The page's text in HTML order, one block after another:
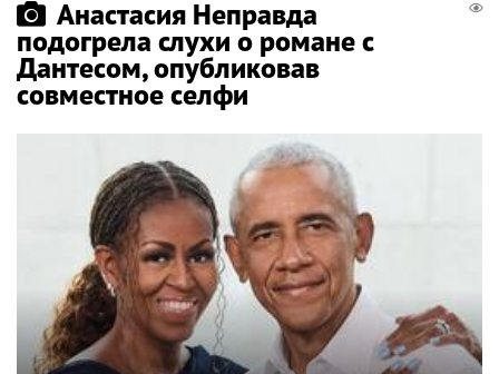
Анастасия Неправда
подогрела слухи о романе с
Дантесом, опубликовав
совместное селфи